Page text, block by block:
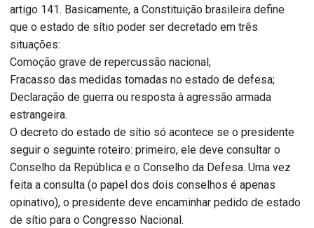
artigo 141. Basicamente, a Constituição brasileira define
que o estado de sítio poder ser decretado em três
situações:
Comoção grave de repercussão nacional;
Fracasso das medidas tomadas no estado de defesa;
Declaração de guerra ou resposta à agressão armada
estrangeira.
O decreto do estado de sítio só acontece se o presidente
seguir o seguinte roteiro: primeiro, ele deve consultar o
Conselho da República e o Conselho da Defesa. Uma vez
feita a consulta (o papel dos dois conselhos é apenas
opinativo), o presidente deve encaminhar pedido de estado
de sítio para o Congresso Nacional.